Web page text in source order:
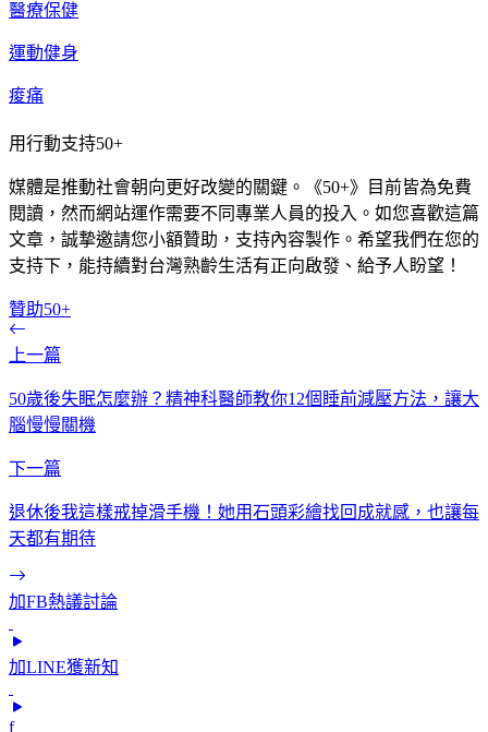
醫療保健
運動健身
痠痛
用行動支持50+
媒體是推動社會朝向更好改變的關鍵。《50+》目前皆為免費
閱讀，然而網站運作需要不同專業人員的投入。如您喜歡這篇
文章，誠摯邀請您小額贊助，支持內容製作。希望我們在您的
支持下，能持續對台灣熟齡生活有正向啟發、給予人盼望！
贊助50+
上一篇
50歲後失眠怎麼辦？精神科醫師教你12個睡前減壓方法，讓大
腦慢慢關機
下一篇
退休後我這樣戒掉滑手機！她用石頭彩繪找回成就感，也讓每
天都有期待
加FB熱議討論
加LINE獲新知
f